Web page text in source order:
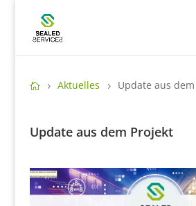
Aktuelles Update aus
Update aus dem Projekt